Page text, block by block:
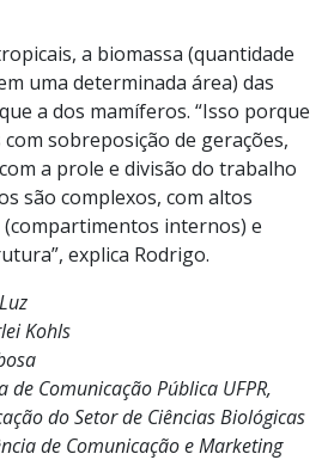
a biomassa (quantidade
uma determinada área) das
a dos mamíferos. “Isso porque
sobreposição de gerações,
a prole e divisão do trabalho
são complexos, com altos
(compartimentos internos) e
explica Rodrigo.
Kohls
de Comunicação Pública UFPR,
do Setor de Ciências Biológicas
de Comunicação e Marketing